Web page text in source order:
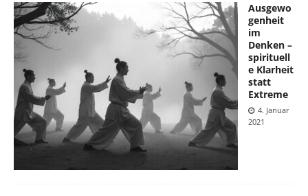
Ausgewo
genheit
im
Denken –
spirituell
e Klarheit
statt
Extreme
4. Januar
2021